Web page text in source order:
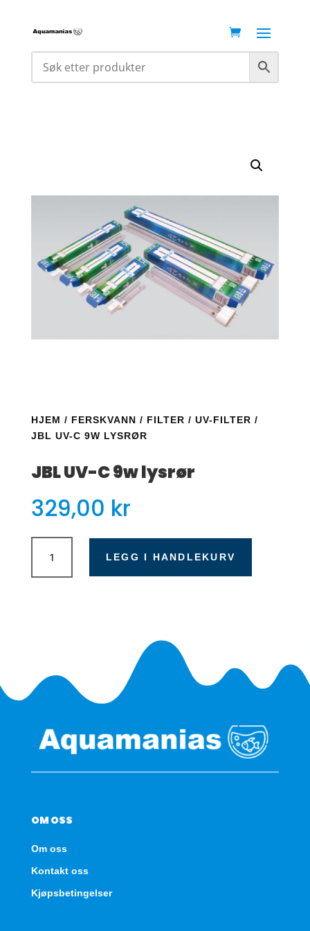
HJEM / FERSKVANN / FILTER / UV-FILTER /
JBL UV-C 9W LYSRØR
JBL UV-C 9w lysrør
329,00 kr
JBL
C
LEGG I HANDLEKURV
OM OSS
Om oss
Kontakt oss
Kjøpsbetingelser